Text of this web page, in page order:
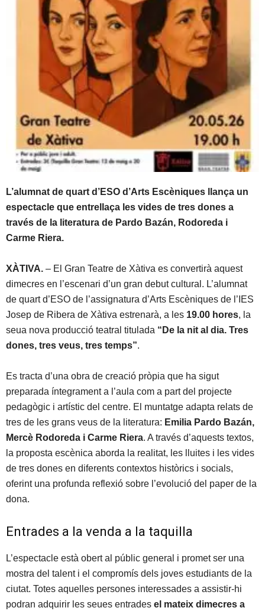
L’alumnat de quart d’ESO d’Arts Escèniques llança un
espectacle que entrellaça les vides de tres dones a
través de la literatura de Pardo Bazán, Rodoreda i
Carme Riera.
XÀTIVA. – El Gran Teatre de Xàtiva es convertirà aquest
dimecres en l’escenari d’un gran debut cultural. L’alumnat
de quart d’ESO de l’assignatura d’Arts Escèniques de l’IES
Josep de Ribera de Xàtiva estrenarà, a les 19.00 hores, la
seua nova producció teatral titulada “De la nit al dia. Tres
dones, tres veus, tres temps”.
Es tracta d’una obra de creació pròpia que ha sigut
preparada íntegrament a l’aula com a part del projecte
pedagògic i artístic del centre. El muntatge adapta relats de
tres de les grans veus de la literatura: Emilia Pardo Bazán,
Mercè Rodoreda i Carme Riera. A través d’aquests textos,
la proposta escènica aborda la realitat, les lluites i les vides
de tres dones en diferents contextos històrics i socials,
oferint una profunda reflexió sobre l’evolució del paper de la
dona.
Entrades a la venda a la taquilla
L’espectacle està obert al públic general i promet ser una
mostra del talent i el compromís dels joves estudiants de la
ciutat. Totes aquelles persones interessades a assistir-hi
podran adquirir les seues entrades el mateix dimecres a